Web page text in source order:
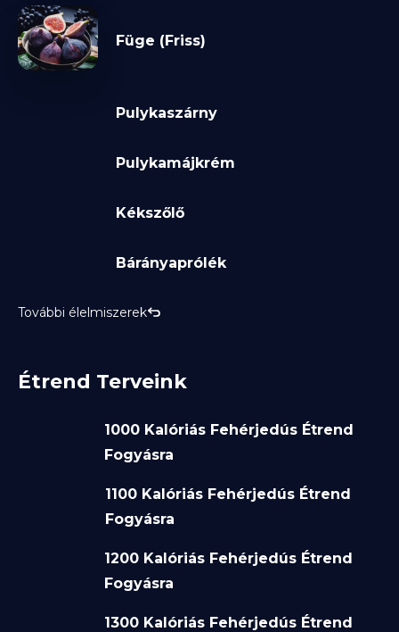
Füge (Friss)
Pulykaszárny
Pulykamájkrém
Kékszőlő
Bárányaprólék
További élelmiszerek
Étrend Terveink
1000 Kalóriás Fehérjedús Étrend
Fogyásra
1100 Kalóriás Fehérjedús Étrend
Fogyásra
1200 Kalóriás Fehérjedús Étrend
Fogyásra
1300 Kalóriás Fehérjedús Étrend